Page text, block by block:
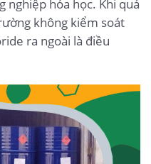
nghiệp hóa học. Khi quá
không kiểm soát
ra ngoài là điều